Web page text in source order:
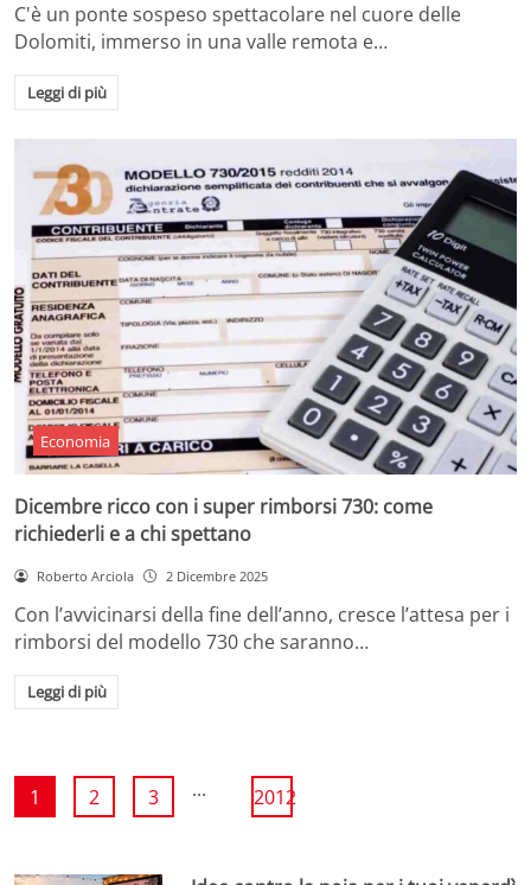
C'è un ponte sospeso spettacolare nel cuore delle
Dolomiti, immerso in una valle remota e…
Leggi di più
Economia
Dicembre ricco con i super rimborsi 730: come
richiederli e a chi spettano
Roberto Arciola 2 Dicembre 2025
Con l’avvicinarsi della fine dell’anno, cresce l’attesa per i
rimborsi del modello 730 che saranno…
Leggi di più
1 2 3 ... 2012